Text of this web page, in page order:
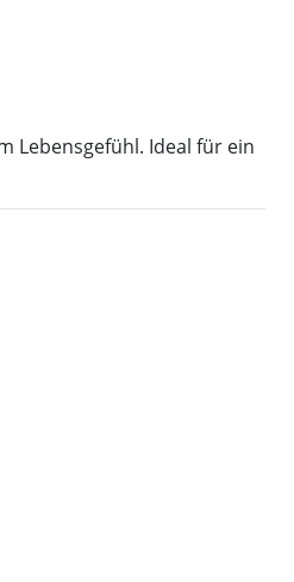
Lebensgefühl. Ideal für ein